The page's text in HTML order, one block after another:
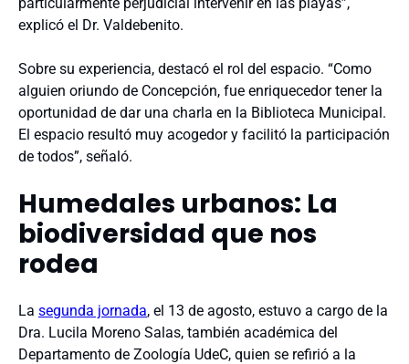
explicó el Dr. Valdebenito.
Sobre su experiencia, destacó el rol del espacio. “Como
alguien oriundo de Concepción, fue enriquecedor tener la
oportunidad de dar una charla en la Biblioteca Municipal.
El espacio resultó muy acogedor y facilitó la participación
de todos”, señaló.
Humedales urbanos: La
biodiversidad que nos
rodea
La segunda jornada, el 13 de agosto, estuvo a cargo de la
Dra. Lucila Moreno Salas, también académica del
Departamento de Zoología UdeC, quien se refirió a la